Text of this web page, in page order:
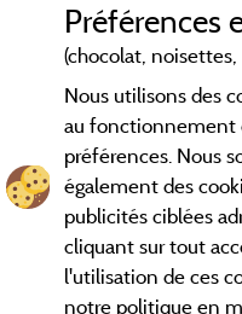
Les meilleurs campings en
adhérents et découvrez
en Maurienne, Génévois,
Préférences
(chocolat, noisettes,
Nous utilisons des
au fonctionnement
préférences. Nous
également des
publicités ciblées
cliquant sur tout
l'utilisation de ces
notre politique en